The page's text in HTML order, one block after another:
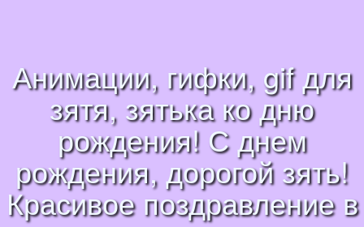
Анимации, гифки, gif для
зятя, зятька ко дню
рождения! С днем
рождения, дорогой зять!
Красивое поздравление в